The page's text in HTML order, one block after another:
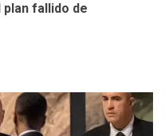
plan fallido de